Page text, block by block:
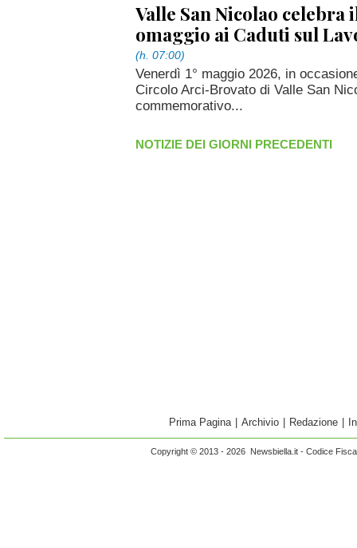
Valle San Nicolao celebra
omaggio ai Caduti sul
(h. 07:00)
Venerdì 1° maggio 2026, in
Circolo Arci-Brovato di Valle San
commemorativo...
NOTIZIE DEI GIORNI PRECEDENTI
Prima Pagina Archivio Redazione
Copyright © 2013 - 2026 Newsbiella.it - Codice